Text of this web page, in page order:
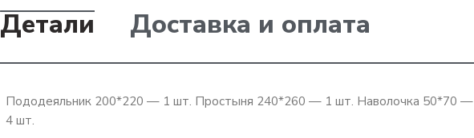
Детали Доставка и оплата
Пододеяльник 200*220 — 1 шт. Простыня 240*260 — 1 шт. Наволочка 50*70 —
4 шт.